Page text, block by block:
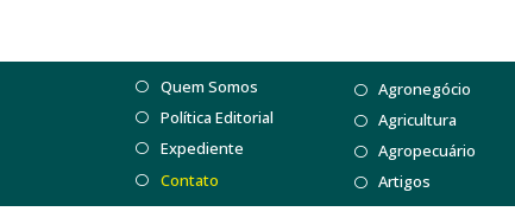
Quem Somos
Política Editorial
Expediente
Contato
Agronegócio
Agricultura
Agropecuário
Artigos